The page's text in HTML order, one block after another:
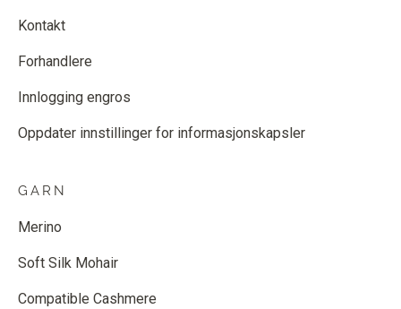
Kontakt
Forhandlere
Innlogging engros
Oppdater innstillinger for informasjonskapsler
GARN
Merino
Soft Silk Mohair
Compatible Cashmere